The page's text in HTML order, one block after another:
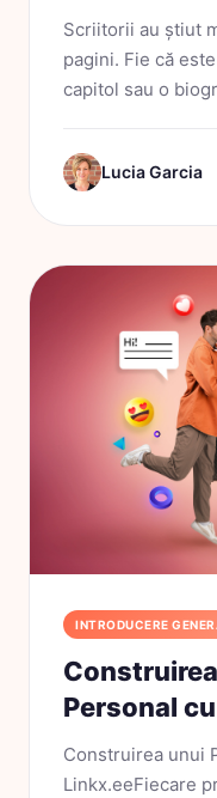
Scriitorii au știut
pagini. Fie că
capitol sau o
imaginează-ți că
face același...
Lucia Garcia
INTRODUCERE
Personal
Construirea unui
Linkx.eeFiecare